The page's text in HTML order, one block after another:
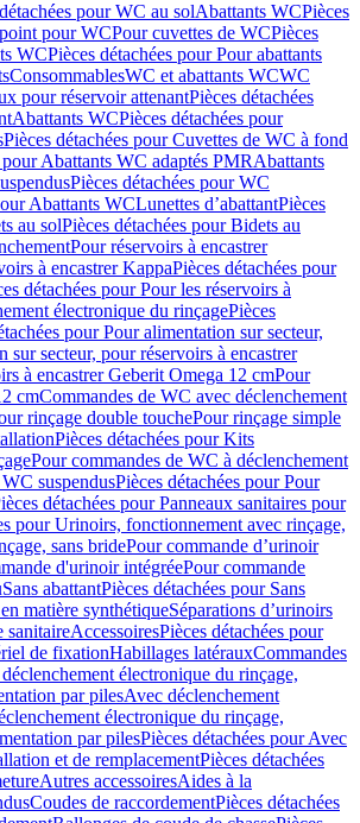
pour WC au solAbattants WCPièces
pour WCPour cuvettes de WCPièces
WCPièces détachées pour Pour abattants
ConsommablesWC et abattants WCWC
pour réservoir attenantPièces détachées
Abattants WCPièces détachées pour
Pièces détachées pour Cuvettes de WC à fond
pour Abattants WC adaptés PMRAbattants
Pièces détachées pour WC
Abattants WCLunettes d’abattantPièces
au solPièces détachées pour Bidets au
Pour réservoirs à encastrer
à encastrer KappaPièces détachées pour
détachées pour Pour les réservoirs à
électronique du rinçagePièces
pour Pour alimentation sur secteur,
sur secteur, pour réservoirs à encastrer
à encastrer Geberit Omega 12 cmPour
cmCommandes de WC avec déclenchement
rinçage double touchePour rinçage simple
Pièces détachées pour Kits
Pour commandes de WC à déclenchement
suspendusPièces détachées pour Pour
détachées pour Panneaux sanitaires pour
pour Urinoirs, fonctionnement avec rinçage,
sans bridePour commande d’urinoir
d'urinoir intégréePour commande
Sans abattantPièces détachées pour Sans
matière synthétiqueSéparations d’urinoirs
sanitaireAccessoiresPièces détachées pour
de fixationHabillages latérauxCommandes
électronique du rinçage,
par pilesAvec déclenchement
électronique du rinçage,
par pilesPièces détachées pour Avec
et de remplacementPièces détachées
Autres accessoiresAides à la
Coudes de raccordementPièces détachées